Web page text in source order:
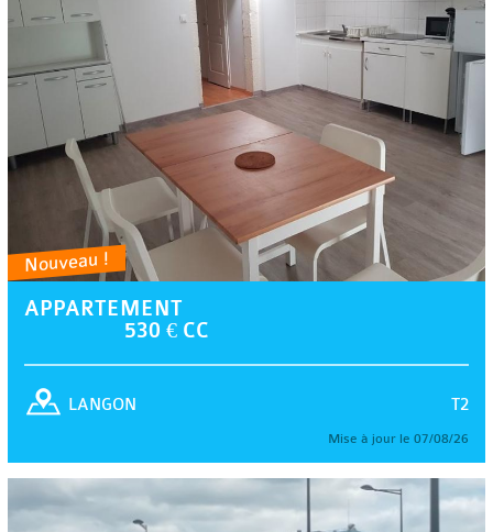
Nouveau !
APPARTEMENT
530 € CC
T2
LANGON
Mise à jour le 07/08/26